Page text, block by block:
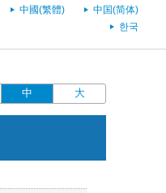
中國(繁體)
中国(简体)
한국
中 大